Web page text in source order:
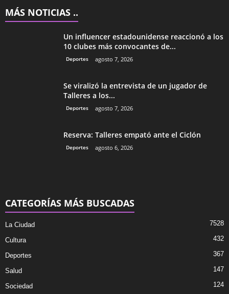
MÁS NOTICIAS ..
Un influencer estadounidense reaccionó a los
10 clubes más convocantes de...
Deportes agosto 7, 2026
Se viralizó la entrevista de un jugador de
Talleres a los...
Deportes agosto 7, 2026
Reserva: Talleres empató ante el Ciclón
Deportes agosto 6, 2026
CATEGORÍAS MÁS BUSCADAS
La Ciudad 7528
Cultura 432
Deportes 367
Salud 147
Sociedad 124